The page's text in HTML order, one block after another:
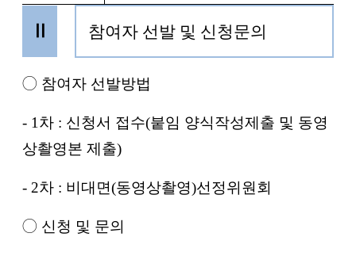
참여자 선발 및 신청문의
◯ 참여자 선발방법
- 1 차 : 신청서 접수(붙임 양식작성제출 및 동영
상촬영본 제출)
- 2차 : 비대면(동영상촬영)선정위원회
◯ 신청 및 문의